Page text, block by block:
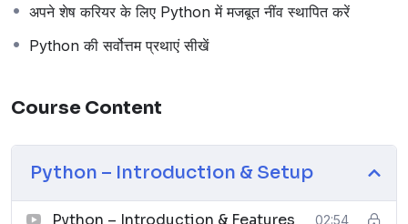
(object-oriented, functional programming,
imperative, etc.)
Cross-Platform
Course Lessons
Python – Introduction
अपने शेष करियर के लिए Python में मजबूत नींव स्थापित करें
Python की सर्वोत्तम प्रथाएं सीखें
Course Content
Python – Introduction & Setup
Python – Introduction & Features 02:54